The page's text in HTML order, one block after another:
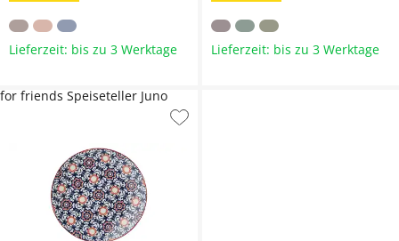
Lieferzeit: bis zu 3 Werktage Lieferzeit: bis zu 3 Werktage
for friends Speiseteller Juno